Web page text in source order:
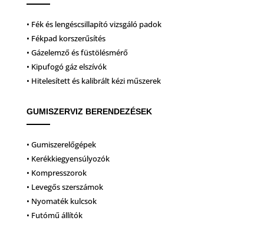
• Fék és lengéscsillapító vizsgáló padok
• Fékpad korszerűsítés
• Gázelemző és füstölésmérő
• Kipufogó gáz elszívók
• Hitelesített és kalibrált kézi műszerek
GUMISZERVIZ BERENDEZÉSEK
• Gumiszerelőgépek
• Kerékkiegyensúlyozók
• Kompresszorok
• Levegős szerszámok
• Nyomaték kulcsok
• Futómű állítók